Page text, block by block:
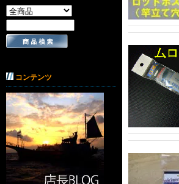
コンテンツ